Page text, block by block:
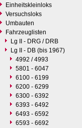
Einheitskleinloks
Versuchsloks
Umbauten
Fahrzeuglisten
Lg II - DRG / DRB
Lg II - DB (bis 1967)
4992 / 4993
5801 - 6047
6100 - 6199
6200 - 6299
6300 - 6392
6393 - 6492
6493 - 6592
6593 - 6692